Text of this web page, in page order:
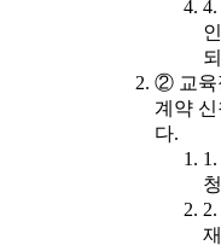
② 교육
계약 신
다.